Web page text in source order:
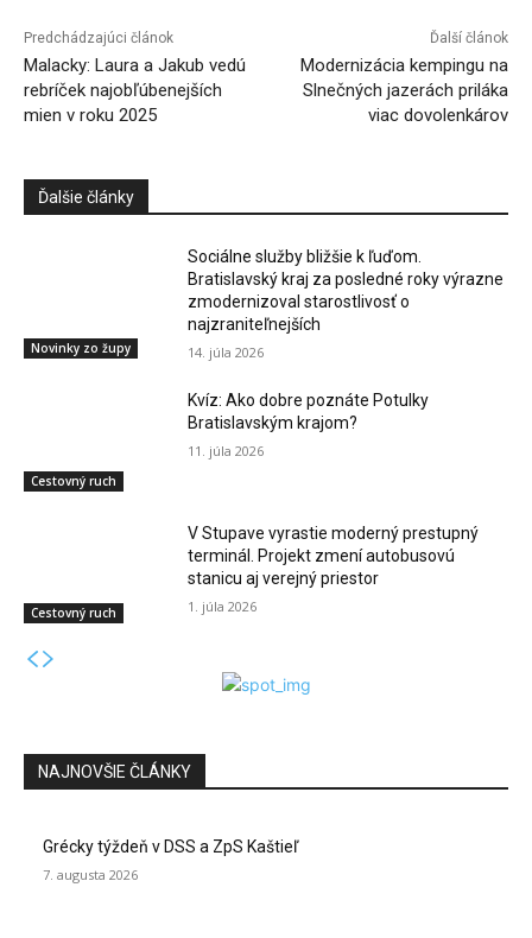
Predchádzajúci článok
Malacky: Laura a Jakub vedú
rebríček najobľúbenejších
mien v roku 2025
Ďalší článok
Modernizácia kempingu na
Slnečných jazerách priláka
viac dovolenkárov
Ďalšie články
Novinky zo župy
Sociálne služby bližšie k ľuďom.
Bratislavský kraj za posledné roky výrazne
zmodernizoval starostlivosť o
najzraniteľnejších
14. júla 2026
Cestovný ruch
Kvíz: Ako dobre poznáte Potulky
Bratislavským krajom?
11. júla 2026
Cestovný ruch
V Stupave vyrastie moderný prestupný
terminál. Projekt zmení autobusovú
stanicu aj verejný priestor
1. júla 2026
NAJNOVŠIE ČLÁNKY
Grécky týždeň v DSS a ZpS Kaštieľ
7. augusta 2026